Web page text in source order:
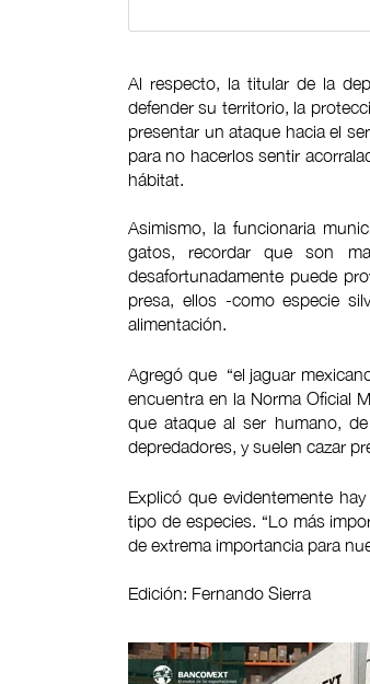
Al respecto, la titular de la
defender su territorio, la
presentar un ataque hacia el
para no hacerlos sentir
hábitat.
Asimismo, la funcionaria
gatos, recordar que son
desafortunadamente puede
presa, ellos -como especie
alimentación.
Agregó que “el jaguar
encuentra en la Norma Oficial
que ataque al ser humano,
depredadores, y suelen cazar
Explicó que evidentemente
tipo de especies. “Lo más
de extrema importancia para
Edición: Fernando Sierra